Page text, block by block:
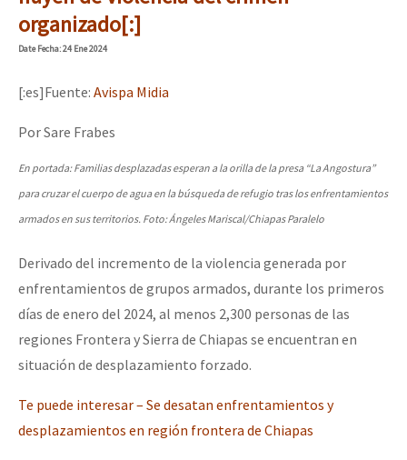
Mundo
EZLN
Migración
Presos
Mujeres
Niñxs
ETIQUETAS
MULTIMEDIA
Fotorreportaje
“Sonhando a Terra do Bem Virá” se publica no Estado Espanhol
Se o México sabe, que o mundo saiba! Nossas lutas pela
organizado[:]
DateFecha: 24 Ene 2024
[:es]Fuente: Avispa Midia
Por Sare Frabes
En portada: Familias desplazadas esperan a la orilla de la presa “La Angostura”
para cruzar el cuerpo de agua en la búsqueda de refugio tras los enfrentamientos
armados en sus territorios. Foto: Ángeles Mariscal/Chiapas Paralelo
Derivado del incremento de la violencia generada por
enfrentamientos de grupos armados, durante los primeros
días de enero del 2024, al menos 2,300 personas de las
regiones Frontera y Sierra de Chiapas se encuentran en
situación de desplazamiento forzado.
Te puede interesar – Se desatan enfrentamientos y
desplazamientos en región frontera de Chiapas